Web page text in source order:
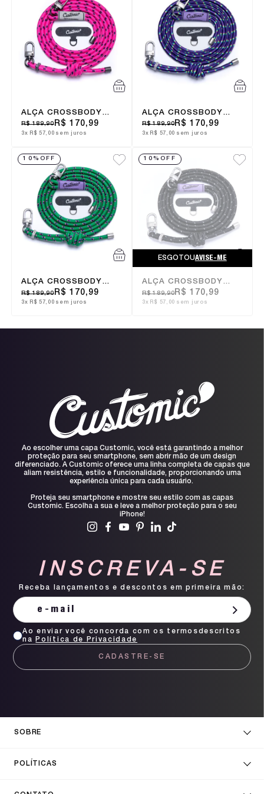
ALÇA CROSSBODY
6MM ELECTRIC ROSE
R$ 189,90R$ 170,99
3x R$ 57,00 sem juros
ALÇA CROSSBODY
6MM AURORA
BOREALIS
R$ 189,90R$ 170,99
3x R$ 57,00 sem juros
10% OFF
ALÇA CROSSBODY
6MM CYBER FOREST
R$ 189,90R$ 170,99
3x R$ 57,00 sem juros
10%OFF
ESGOTOUAVISE-ME
ALÇA CROSSBODY
6MM CARBON BLACK
R$ 189,90R$ 170,99
3x R$ 57,00 sem juros
Ao escolher uma capa Customic, você está garantindo a melhor
proteção para seu smartphone, sem abrir mão de um design
diferenciado. A Customic oferece uma linha completa de capas que
aliam resistência, estilo e funcionalidade, proporcionando uma
experiência única para cada usuário.
Proteja seu smartphone e mostre seu estilo com as capas
Customic. Escolha a sua e leve a melhor proteção para o seu
iPhone!
INSCREVA-SE
Receba lançamentos e descontos em primeira mão:
CADASTRE-SE
Ao enviar você concorda com os termosdescritos
na
Política de Privacidade
SOBRE
POLÍTICAS